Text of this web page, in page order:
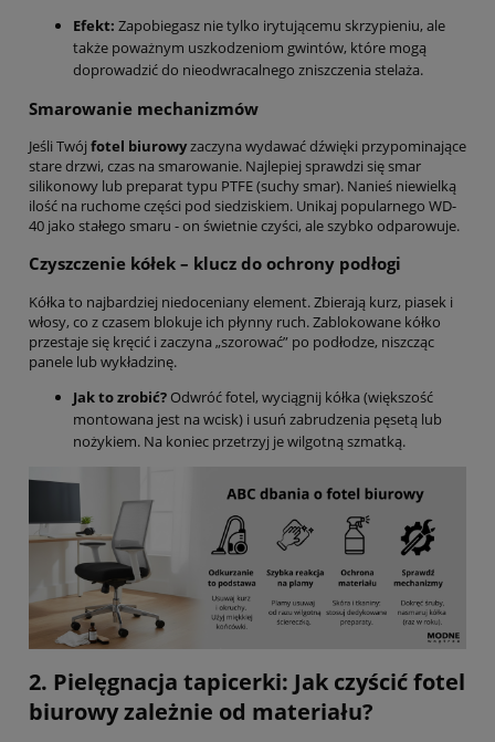
Efekt: Zapobiegasz nie tylko irytującemu skrzypieniu, ale
także poważnym uszkodzeniom gwintów, które mogą
doprowadzić do nieodwracalnego zniszczenia stelaża.
Smarowanie mechanizmów
Jeśli Twój fotel biurowyzaczyna wydawać dźwięki przypominające
stare drzwi, czas na smarowanie. Najlepiej sprawdzi się smar
silikonowy lub preparat typu PTFE (suchy smar). Nanieś niewielką
ilość na ruchome części pod siedziskiem. Unikaj popularnego WD-
40 jako stałego smaru - on świetnie czyści, ale szybko odparowuje.
Czyszczenie kółek – klucz do ochrony podłogi
Kółka to najbardziej niedoceniany element. Zbierają kurz, piasek i
włosy, co z czasem blokuje ich płynny ruch. Zablokowane kółko
przestaje się kręcić i zaczyna „szorować” po podłodze, niszcząc
panele lub wykładzinę.
Jak to zrobić? Odwróć fotel, wyciągnij kółka (większość
montowana jest na wcisk) i usuń zabrudzenia pęsetą lub
nożykiem. Na koniec przetrzyj je wilgotną szmatką.
2. Pielęgnacja tapicerki: Jak czyścić fotel
biurowy zależnie od materiału?